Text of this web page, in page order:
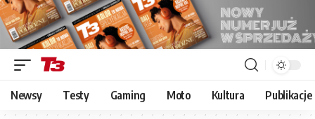
Newsy Testy Gaming Moto Kultura Publikacje